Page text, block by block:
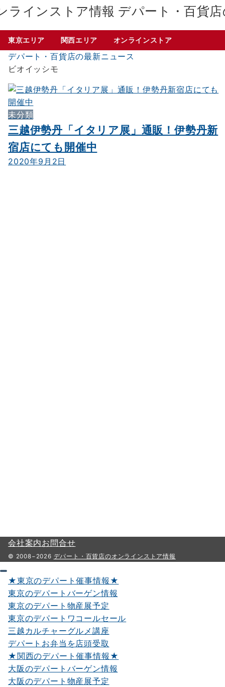
デパート・百貨
東京エリア 関西エリア オンラインストア
デパート・百貨店の最新ニュース
ビオイッシモ
未分類
三越伊勢丹「イタリア展」通販！伊勢丹新
宿店にても開催中
2020年9月2日
会社案内お問合せ
© 2008−2026 デパート・百貨店のオンラインストア情報
★東京のデパート催事情報★
東京のデパートバーゲン情報
東京のデパート物産展予定
東京のデパートワコールセール
三越カルチャーグルメ講座
デパートお弁当を店頭受取
★関西のデパート催事情報★
大阪のデパートバーゲン情報
大阪のデパート物産展予定